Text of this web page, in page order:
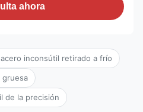
ahora
inconsútil retirado a frío
gruesa
de la precisión